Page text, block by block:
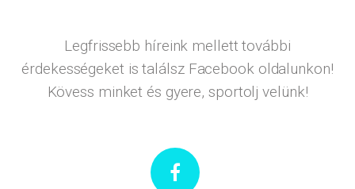
Legfrissebb híreink mellett további
érdekességeket is találsz Facebook oldalunkon!
Kövess minket és gyere, sportolj velünk!